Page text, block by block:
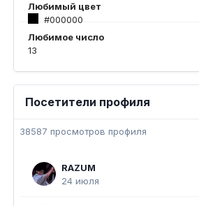
Любимый цвет
#000000
Любимое число
13
Посетители профиля
38587 просмотров профиля
RAZUM
24 июля